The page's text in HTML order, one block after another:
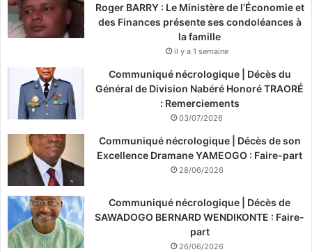
Roger BARRY : Le Ministère de l’Économie et
des Finances présente ses condoléances à
la famille
il y a 1 semaine
Communiqué nécrologique | Décès du
Général de Division Nabéré Honoré TRAORÉ
: Remerciements
03/07/2026
Communiqué nécrologique | Décès de son
Excellence Dramane YAMEOGO : Faire-part
28/06/2026
Communiqué nécrologique | Décès de
SAWADOGO BERNARD WENDIKONTE : Faire-
part
26/06/2026